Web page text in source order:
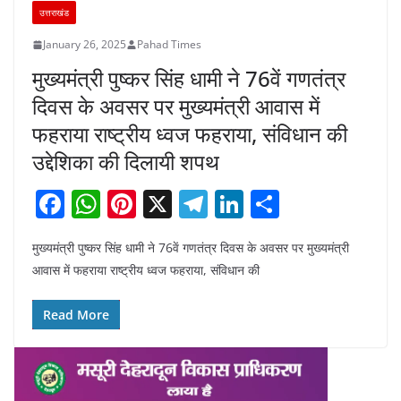
उत्तराखंड
January 26, 2025 Pahad Times
मुख्यमंत्री पुष्कर सिंह धामी ने 76वें गणतंत्र
दिवस के अवसर पर मुख्यमंत्री आवास में
फहराया राष्ट्रीय ध्वज फहराया, संविधान की
उद्देशिका की दिलायी शपथ
F
a
c
e
b
o
o
W
h
at
s
A
p
p
Pi
nt
er
X T
el
e
m
Li
n
k
n
ar
मुख्यमंत्री पुष्कर सिंह धामी ने 76वें गणतंत्र दिवस के अवसर पर मुख्यमंत्री
आवास में फहराया राष्ट्रीय ध्वज फहराया, संविधान की
Read More